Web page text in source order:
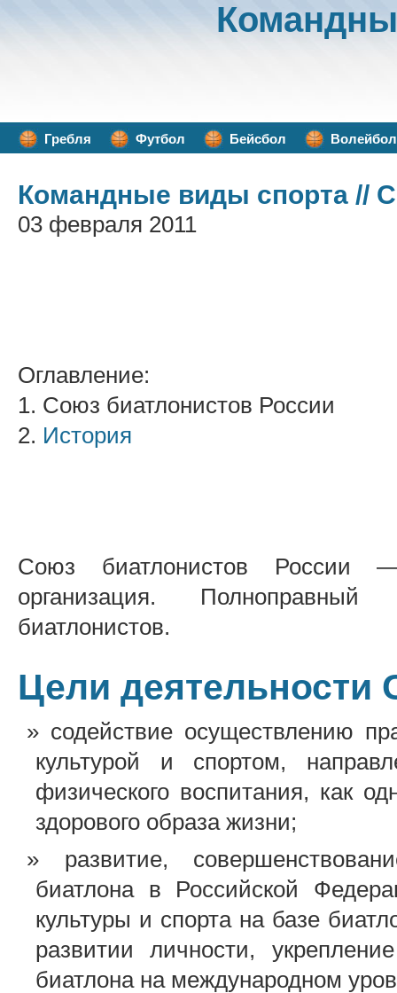
Гребля Футбол Бейсбол Волейбол
Командные виды спорта //
03 февраля 2011
Оглавление:
1. Союз биатлонистов России
2. История
Союз биатлонистов России —
организация.
биатлонистов.
Цели деятельности
содействие осуществлению
культурой и спортом,
физического воспитания, как
здорового образа жизни;
развитие,
биатлона в Российской
культуры и спорта на базе
развитии личности,
биатлона на международном